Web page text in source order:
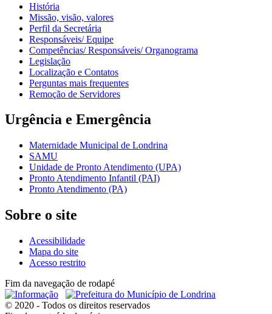
História
Missão, visão, valores
Perfil da Secretária
Responsáveis/ Equipe
Competências/ Responsáveis/ Organograma
Legislação
Localização e Contatos
Perguntas mais frequentes
Remoção de Servidores
Urgência e Emergência
Maternidade Municipal de Londrina
SAMU
Unidade de Pronto Atendimento (UPA)
Pronto Atendimento Infantil (PAI)
Pronto Atendimento (PA)
Sobre o site
Acessibilidade
Mapa do site
Acesso restrito
Fim da navegação de rodapé
© 2020 - Todos os direitos reservados